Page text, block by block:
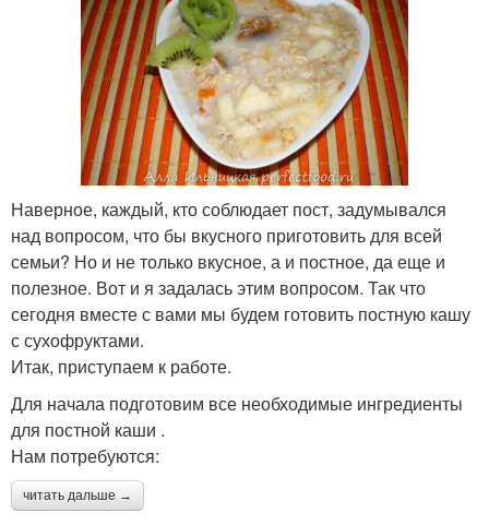
Тыква с гречкой
Ингредиенты для
фаршированная тыква
Мясная каша Каша в тыкве
Ингредиенты для
мясная каша
Десертная каша
Ингредиенты для
десертная каша
Каша в горшочке
Наверное, каждый, кто соблюдает пост, задумывался
над вопросом, что бы вкусного приготовить для всей
семьи? Но и не только вкусное, а и постное, да еще и
полезное. Вот и я задалась этим вопросом. Так что
сегодня вместе с вами мы будем готовить постную кашу
с сухофруктами.
Итак, приступаем к работе.
Для начала подготовим все необходимые ингредиенты
для постной каши .
Нам потребуются:
читать дальше →